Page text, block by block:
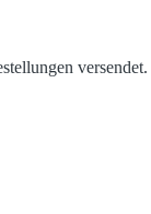
versendet.